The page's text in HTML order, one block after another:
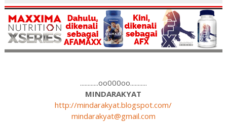
............oo000oo...........
MINDARAKYAT
http://mindarakyat.blogspot.com/
mindarakyat@gmail.com